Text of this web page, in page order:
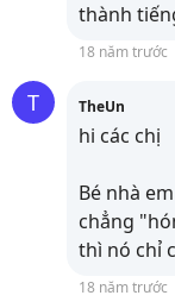
thành
18 năm trước
T TheUn
hi các chị
Bé nhà
chẳng
thì nó chỉ
18 năm trước